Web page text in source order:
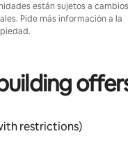
están sujetos a
Pide más información a la
restrictions)